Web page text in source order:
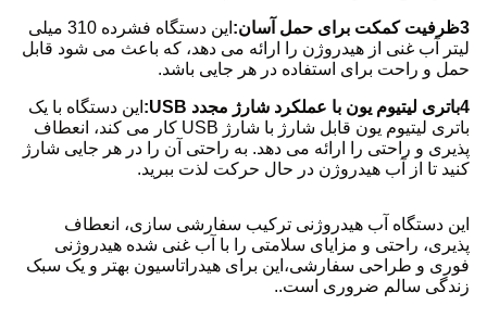
3ظرفیت کمکت برای حمل آسان:
این دستگاه فشرده 310 میلی
لیتر آب غنی از هیدروژن را ارائه می دهد، که باعث می شود قابل
حمل و راحت برای استفاده در هر جایی باشد.
4باتری لیتیوم یون با عملکرد شارژ مجدد USB:
این دستگاه با یک
باتری لیتیوم یون قابل شارژ با شارژ USB کار می کند، انعطاف
پذیری و راحتی را ارائه می دهد. به راحتی آن را در هر جایی شارژ
کنید تا از آب هیدروژن در حال حرکت لذت ببرید.
این دستگاه آب هیدروژنی ترکیب سفارشی سازی، انعطاف
پذیری، راحتی و مزایای سلامتی را با آب غنی شده هیدروژنی
فوری و طراحی سفارشی،این برای هیدراتاسیون بهتر و یک سبک
زندگی سالم ضروری است..